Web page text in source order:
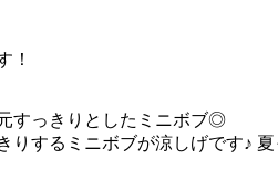
！
すっきりとしたミニボブ◎
りするミニボブが涼しげです♪